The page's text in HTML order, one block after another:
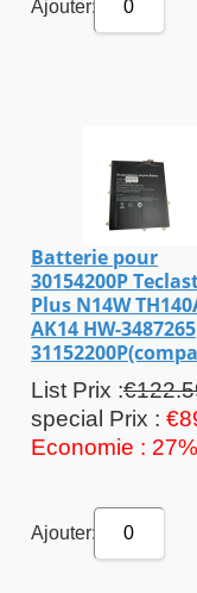
Ajouter: 0
Batterie pour
30154200P
Plus N14W
AK14 HW-3487265
List Prix :
special Prix :
Economie : 27%
Ajouter: 0